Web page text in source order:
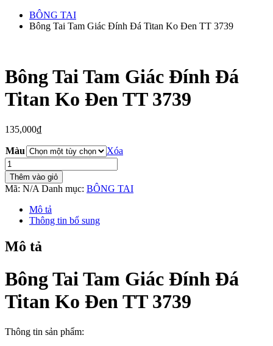
BÔNG TAI
Bông Tai Tam Giác Đính Đá Titan Ko Đen TT 3739
Bông Tai Tam Giác Đính Đá
Titan Ko Đen TT 3739
135,000₫
Màu
Xóa
Bông
Tai
Tam
Giác
Đính
Ko
Đen
3739
số
lượng
Thêm vào giỏ
Mã: N/A Danh mục: BÔNG TAI
Mô tả
Thông tin bổ sung
Mô tả
Bông Tai Tam Giác Đính Đá
Titan Ko Đen TT 3739
Thông tin sản phẩm: